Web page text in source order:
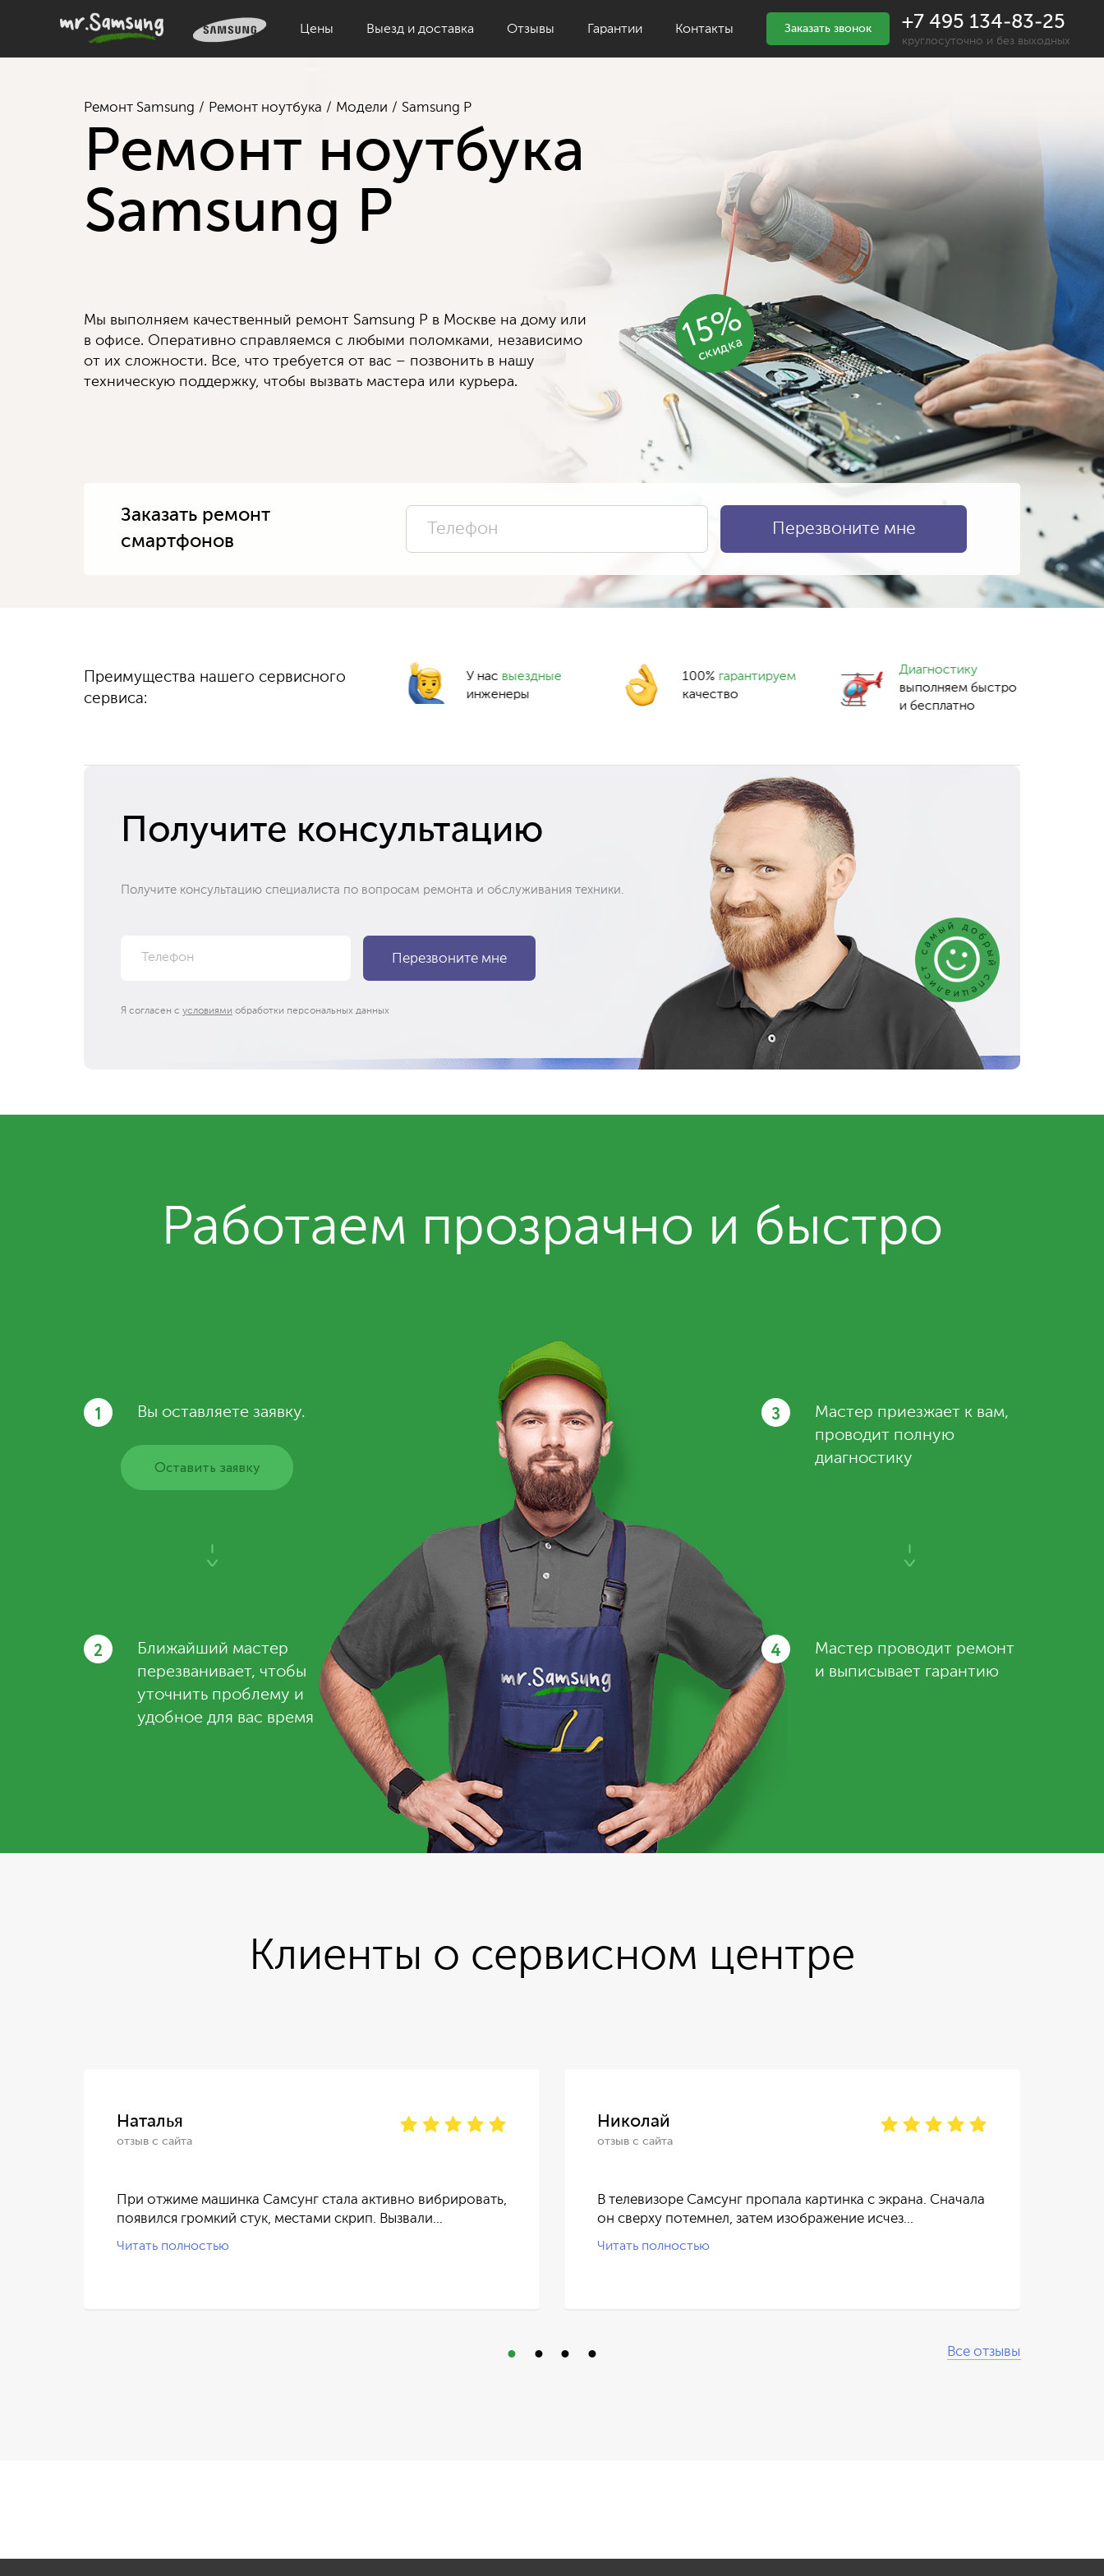
Цены Выезд и доставка Отзывы Гарантии Контакты Заказать звонок +7 495 134-83-25
круглосуточно и без выходных
15%
скидка
Ремонт Samsung Ремонт ноутбука Модели Samsung P
Ремонт ноутбука
Samsung P
Мы выполняем качественный ремонт Samsung P в Москве на дому или
в офисе. Оперативно справляемся с любыми поломками, независимо
от их сложности. Все, что требуется от вас – позвонить в нашу
техническую поддержку, чтобы вызвать мастера или курьера.
Заказать ремонт
смартфонов
Преимущества нашего сервисного
сервиса:
гарантируем
качество
выполняем быстро
У нас выездные
инженеры
100%гарантируем
качество
Диагностику
выполняем быстро
и бесплатно
Получите консультацию
Получите консультацию специалиста по вопросам ремонта и обслуживания техники.
Я согласен с условиями обработки персональных данных
Работаем прозрачно и быстро
1 Вы оставляете заявку.
Оставить заявку
3
Мастер приезжает к вам,
проводит полную
диагностику
2
Ближайший мастер
перезванивает, чтобы
уточнить проблему и
удобное для вас время
4
Мастер проводит ремонт
и выписывает гарантию
Клиенты о сервисном центре
Наталья
отзыв с сайта
При отжиме машинка Самсунг стала активно вибрировать,
появился громкий стук, местами скрип. Вызвали…
Читать полностью
Николай
отзыв с сайта
В телевизоре Самсунг пропала картинка с экрана. Сначала
он сверху потемнел, затем изображение исчез…
Читать полностью
Все отзывы